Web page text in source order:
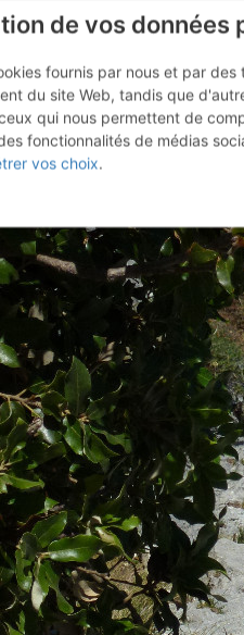
de vos données
fournis par nous et par des
du site Web, tandis que
qui nous permettent de
fonctionnalités de médias
vos choix.